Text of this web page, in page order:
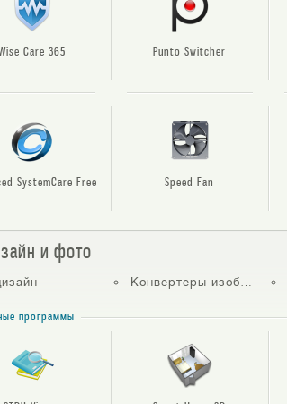
Care 365 Punto Switcher
SystemCare Free Speed Fan
и фото
Конвертеры изображений
программы